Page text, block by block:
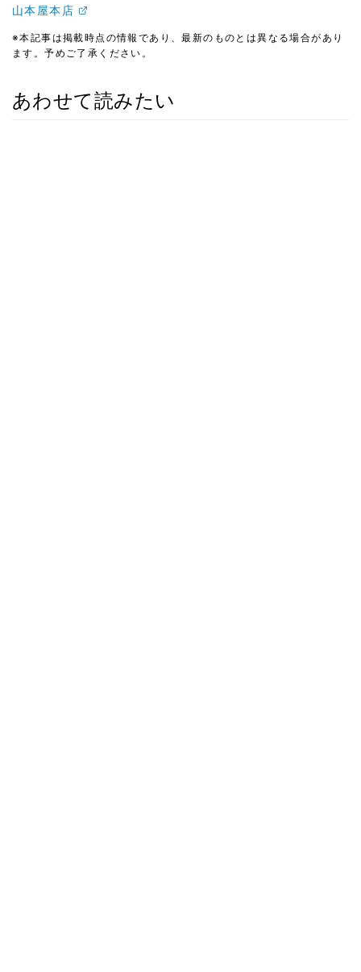
山本屋本店
※本記事は掲載時点の情報であり、最新のものとは異なる場合があり
ます。予めご了承ください。
あわせて読みたい